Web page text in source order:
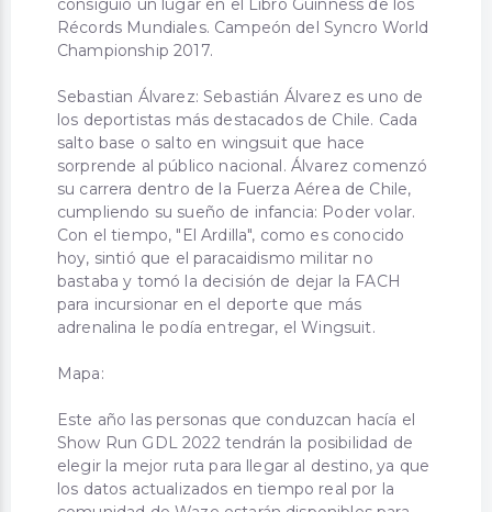
consiguió un lugar en el Libro Guinness de los
Récords Mundiales. Campeón del Syncro World
Championship 2017.
Sebastian Álvarez: Sebastián Álvarez es uno de
los deportistas más destacados de Chile. Cada
salto base o salto en wingsuit que hace
sorprende al público nacional. Álvarez comenzó
su carrera dentro de la Fuerza Aérea de Chile,
cumpliendo su sueño de infancia: Poder volar.
Con el tiempo, "El Ardilla", como es conocido
hoy, sintió que el paracaidismo militar no
bastaba y tomó la decisión de dejar la FACH
para incursionar en el deporte que más
adrenalina le podía entregar, el Wingsuit.
Mapa:
Este año las personas que conduzcan hacía el
Show Run GDL 2022 tendrán la posibilidad de
elegir la mejor ruta para llegar al destino, ya que
los datos actualizados en tiempo real por la